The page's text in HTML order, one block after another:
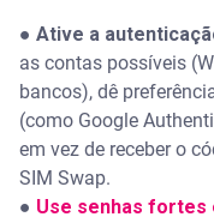
● Ative a
as contas possíveis
bancos), dê
(como Google
em vez de receber o
SIM Swap.
● Use senhas fortes